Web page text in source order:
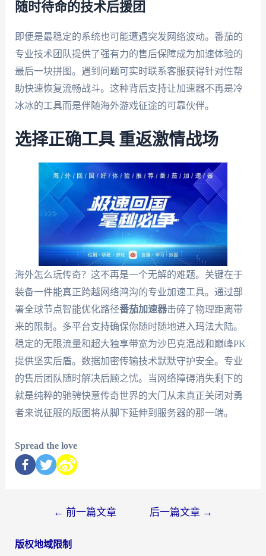
随时待命的技术后援团
即便是最稳定的系统也可能遭遇突发网络波动。番茄的
专业技术团队提供了强有力的售后保障成为加速体验的
最后一块拼图。遇到问题可实时联系客服获得针对性帮
助快速恢复流畅战斗。这种背后支持让加速器不再是冷
冰冰的工具而是伴随海外游戏征途的可靠伙伴。
选择正确工具 重返激情战场
海外怎么玩传奇？这不再是一个无解的难题。关键在于
装备一件能真正跨越网络鸿沟的专业加速工具。通过部
署全球节点智能优化路径番茄加速器击碎了物理距离带
来的限制。多平台支持确保你随时随地进入玛法大陆。
稳定的无限流量和超大独享带宽为沙巴克混战和巅峰PK
提供坚实后盾。数据加密传输技术默默守护安全。专业
的售后团队随时解决后顾之忧。当网络障碍消失剩下的
就是纯粹的驰骋快意传奇世界的大门从未真正关闭对勇
者来说征服的版图将从脚下延伸到服务器的那一端。
Spread the love
← 前一篇文章 后一篇文章 →
版权地域限制